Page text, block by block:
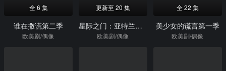
全 6 集
谁在撒谎第二季
欧美剧/偶像
更新至 20 集
星际之门：亚特兰蒂斯第五季
欧美剧/偶像
全 22 集
美少女的谎言第一季
欧美剧/偶像